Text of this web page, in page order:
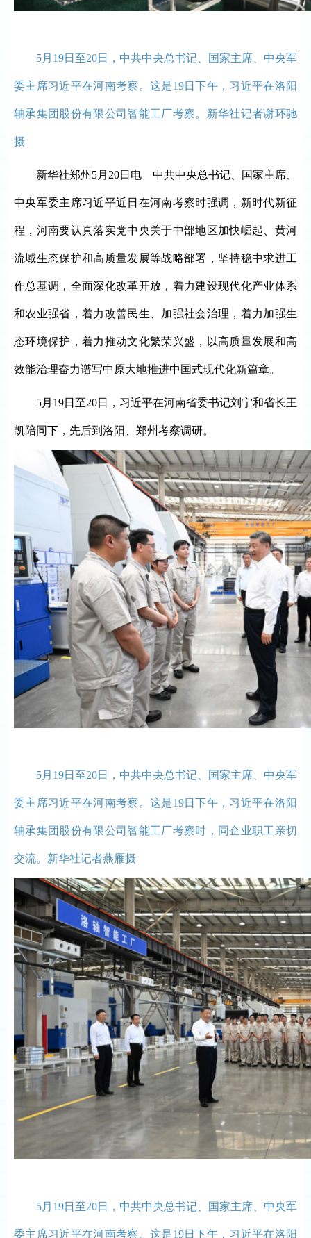
5月19日至20日，中共中央总书记、国家主席、中央军
委主席习近平在河南考察。这是19日下午，习近平在洛阳
轴承集团股份有限公司智能工厂考察。新华社记者谢环驰
摄
新华社郑州 5月20日电 中共中央总书记、国家主席、
中央军委主席习近平近日在河南考察时强调，新时代新征
程，河南要认真落实党中央关于中部地区加快崛起、黄河
流域生态保护和高质量发展等战略部署，坚持稳中求进工
作总基调，全面深化改革开放，着力建设现代化产业体系
和农业强省，着力改善民生、加强社会治理，着力加强生
态环境保护，着力推动文化繁荣兴盛，以高质量发展和高
效能治理奋力谱写中原大地推进中国式现代化新篇章。
5月19日至20日，习近平在河南省委书记刘宁和省长王
凯陪同下，先后到洛阳、郑州考察调研。
5月19日至20日，中共中央总书记、国家主席、中央军
委主席习近平在河南考察。这是19日下午，习近平在洛阳
轴承集团股份有限公司智能工厂考察时，同企业职工亲切
交流。新华社记者燕雁摄
5月19日至20日，中共中央总书记、国家主席、中央军
委主席习近平在河南考察。这是19日下午，习近平在洛阳